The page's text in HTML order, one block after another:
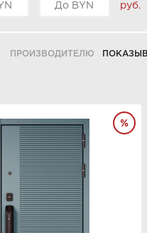
руб.
ПРОИЗВОДИТЕЛЮ